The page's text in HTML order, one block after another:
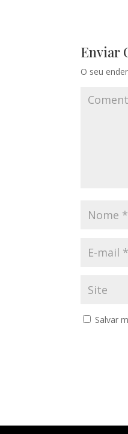
Enviar
O seu
Salvar